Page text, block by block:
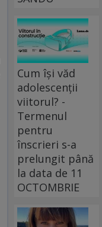
Cum își văd
adolescenții
viitorul? -
Termenul
pentru
înscrieri s-a
prelungit până
la data de 11
OCTOMBRIE